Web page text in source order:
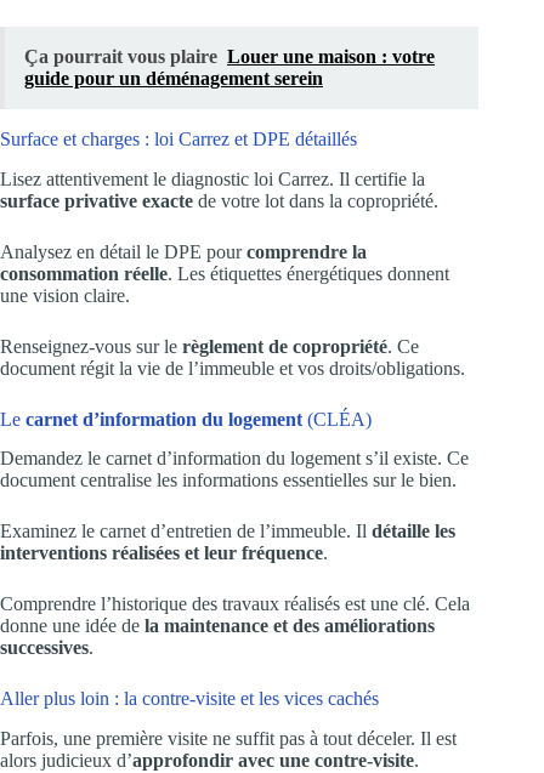
Ça pourrait vous plaire Louer une maison : votre
guide pour un déménagement serein
Surface et charges : loi Carrez et DPE détaillés
Lisez attentivement le diagnostic loi Carrez. Il certifie la
surface privative exacte de votre lot dans la copropriété.
Analysez en détail le DPE pourcomprendre la
consommation réelle. Les étiquettes énergétiques donnent
une vision claire.
Renseignez-vous sur le règlement de copropriété. Ce
document régit la vie de l’immeuble et vos droits/obligations.
Le carnet d’information du logement (CLÉA)
Demandez le carnet d’information du logement s’il existe. Ce
document centralise les informations essentielles sur le bien.
Examinez le carnet d’entretien de l’immeuble. Il détaille les
interventions réalisées et leur fréquence.
Comprendre l’historique des travaux réalisés est une clé. Cela
donne une idée de la maintenance et des améliorations
successives.
Aller plus loin : la contre-visite et les vices cachés
Parfois, une première visite ne suffit pas à tout déceler. Il est
alors judicieux d’approfondir avec une contre-visite.